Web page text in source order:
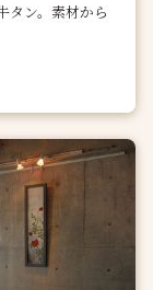
タン。素材から